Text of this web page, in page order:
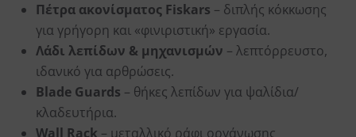
Πέτρα ακονίσματος Fiskars – διπλής κόκκωσης
για γρήγορη και «φινιριστική» εργασία.
Λάδι λεπίδων & μηχανισμών – λεπτόρρευστο,
ιδανικό για αρθρώσεις.
Blade Guards – θήκες λεπίδων για ψαλίδια/
κλαδευτήρια.
Wall Rack – μεταλλικό ράφι οργάνωσης